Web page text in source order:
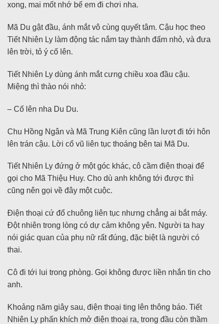
xong, mai mốt nhớ bế em đi chơi nha.
Mã Du gật đầu, ánh mắt vô cùng quyết tâm. Cậu học theo
Tiết Nhiên Ly làm động tác nắm tay thành đấm nhỏ, và đưa
lên trời, tỏ ý cố lên.
Tiết Nhiên Ly dùng ánh mắt cưng chiều xoa đầu cậu.
Miệng thì thào nói nhỏ:
– Cố lên nha Du Du.
Chu Hồng Ngân và Mã Trung Kiên cũng lần lượt đi tới hôn
lên trán cậu. Lời cổ vũ liên tục thoáng bên tai Mã Du.
Tiết Nhiên Ly đứng ở một góc khác, cô cầm điện thoại để
gọi cho Mã Thiệu Huy. Cho dù anh không tới được thì
cũng nên gọi về đây một cuộc.
Điện thoại cứ đổ chuông liên tục nhưng chẳng ai bắt máy.
Đột nhiên trong lòng có dự cảm không yên. Người ta hay
nói giác quan của phụ nữ rất đúng, đặc biệt là người có
thai.
Cô đi tới lui trong phòng. Gọi không được liền nhắn tin cho
anh.
Khoảng năm giây sau, điện thoại ting lên thông báo. Tiết
Nhiên Ly phấn khích mở điện thoại ra, trong đầu còn thầm